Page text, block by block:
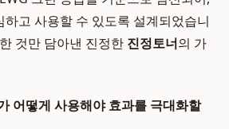
고 사용할 수 있도록 설계되었습니
것만 담아낸 진정한 진정토너의 가
어떻게 사용해야 효과를 극대화할